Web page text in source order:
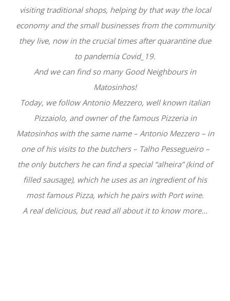
visiting traditional shops, helping by that way the local
economy and the small businesses from the community
they live, now in the crucial times after quarantine due
to pandemia Covid_19.
And we can find so many Good Neighbours in
Matosinhos!
Today, we follow Antonio Mezzero, well known italian
Pizzaiolo, and owner of the famous Pizzeria in
Matosinhos with the same name – Antonio Mezzero – in
one of his visits to the butchers – Talho Pessegueiro –
the only butchers he can find a special “alheira” (kind of
filled sausage), which he uses as an ingredient of his
most famous Pizza, which he pairs with Port wine.
A real delicious, but read all about it to know more…